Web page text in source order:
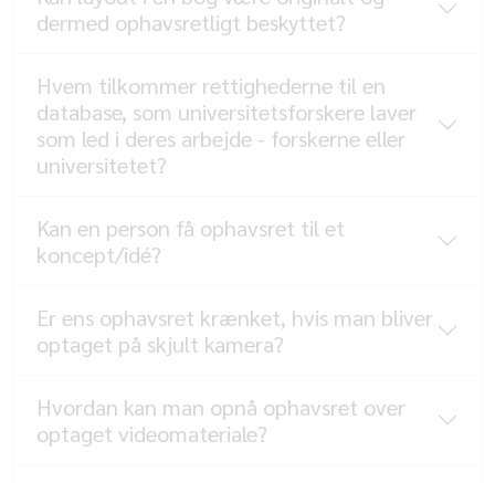
dermed ophavsretligt beskyttet?
Hvem tilkommer rettighederne til en
database, som universitetsforskere laver
som led i deres arbejde - forskerne eller
universitetet?
Kan en person få ophavsret til et
koncept/idé?
Er ens ophavsret krænket, hvis man bliver
optaget på skjult kamera?
Hvordan kan man opnå ophavsret over
optaget videomateriale?